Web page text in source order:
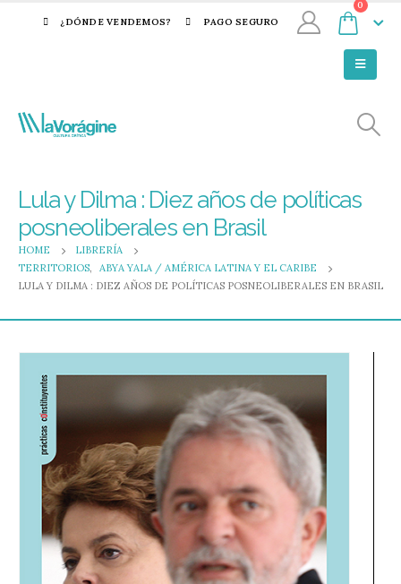
¿DÓNDE VENDEMOS? PAGO SEGURO
0
Lula y Dilma : Diez años de políticas
posneoliberales en Brasil
HOME
LIBRERÍA
TERRITORIOS,
ABYA YALA / AMÉRICA LATINA Y EL CARIBE
LULA Y DILMA : DIEZ AÑOS DE POLÍTICAS POSNEOLIBERALES EN BRASIL